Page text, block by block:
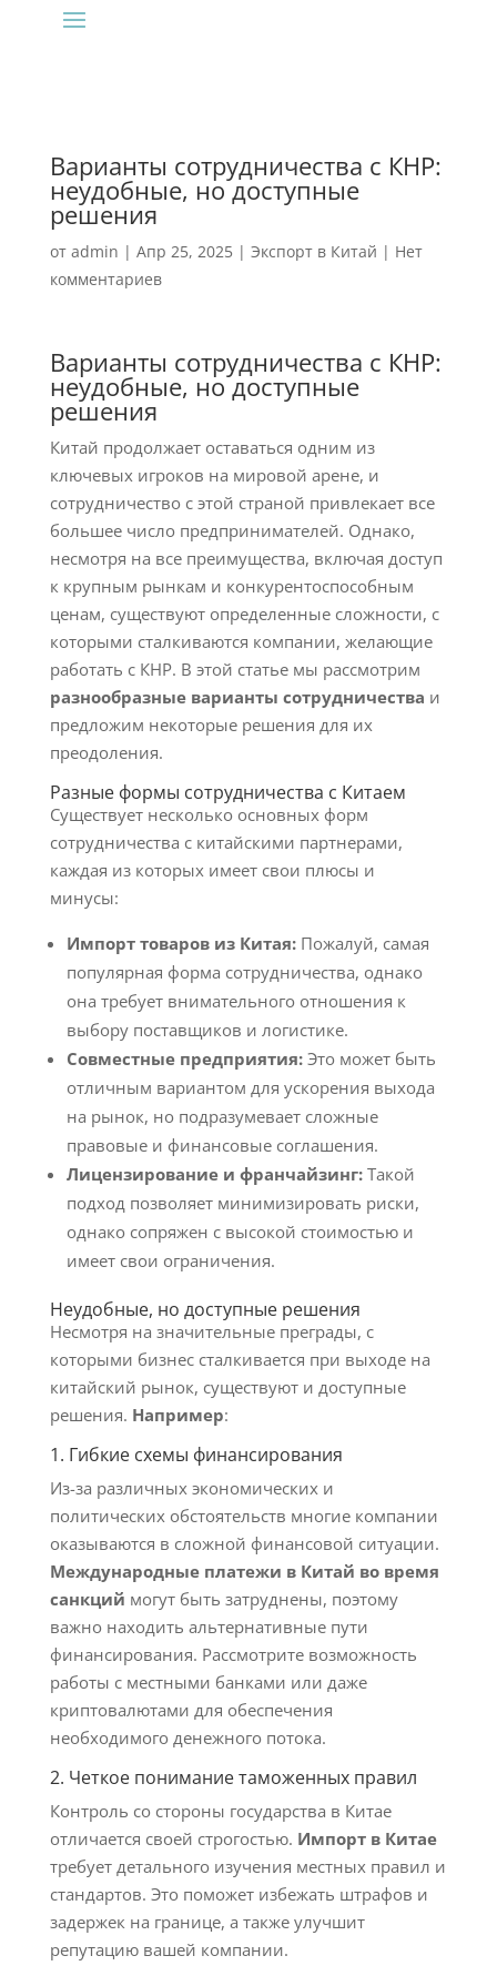
Варианты сотрудничества с КНР:
неудобные, но доступные
решения
от admin | Апр 25, 2025| Экспорт в Китай | Нет
комментариев
Варианты сотрудничества с КНР:
неудобные, но доступные
решения
Китай продолжает оставаться одним из
ключевых игроков на мировой арене, и
сотрудничество с этой страной привлекает все
большее число предпринимателей. Однако,
несмотря на все преимущества, включая доступ
к крупным рынкам и конкурентоспособным
ценам, существуют определенные сложности, с
которыми сталкиваются компании, желающие
работать с КНР. В этой статье мы рассмотрим
разнообразные варианты сотрудничества и
предложим некоторые решения для их
преодоления.
Разные формы сотрудничества с Китаем
Существует несколько основных форм
сотрудничества с китайскими партнерами,
каждая из которых имеет свои плюсы и
минусы:
Импорт товаров из Китая:Пожалуй, самая
популярная форма сотрудничества, однако
она требует внимательного отношения к
выбору поставщиков и логистике.
Совместные предприятия:Это может быть
отличным вариантом для ускорения выхода
на рынок, но подразумевает сложные
правовые и финансовые соглашения.
Лицензирование и франчайзинг:Такой
подход позволяет минимизировать риски,
однако сопряжен с высокой стоимостью и
имеет свои ограничения.
Неудобные, но доступные решения
Несмотря на значительные преграды, с
которыми бизнес сталкивается при выходе на
китайский рынок, существуют и доступные
решения. Например:
1. Гибкие схемы финансирования
Из-за различных экономических и
политических обстоятельств многие компании
оказываются в сложной финансовой ситуации.
Международные платежи в Китай во время
санкций могут быть затруднены, поэтому
важно находить альтернативные пути
финансирования. Рассмотрите возможность
работы с местными банками или даже
криптовалютами для обеспечения
необходимого денежного потока.
2. Четкое понимание таможенных правил
Контроль со стороны государства в Китае
отличается своей строгостью. Импорт в Китае
требует детального изучения местных правил и
стандартов. Это поможет избежать штрафов и
задержек на границе, а также улучшит
репутацию вашей компании.